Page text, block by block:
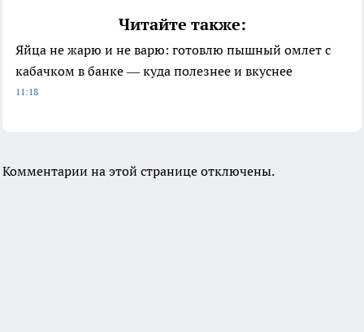
Читайте также:
Яйца не жарю и не варю: готовлю пышный омлет с
кабачком в банке — куда полезнее и вкуснее
11:18
Комментарии на этой странице отключены.